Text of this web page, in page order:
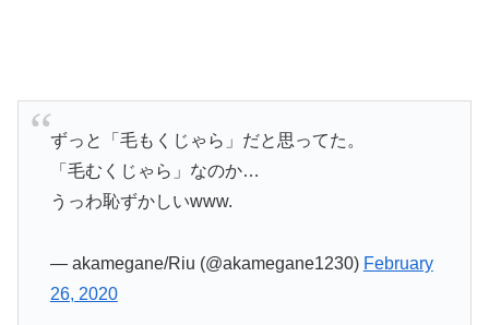
ずっと「毛もくじゃら」だと思ってた。
「毛むくじゃら」なのか…
うっわ恥ずかしいwww.
— akamegane/Riu (@akamegane1230) February
26, 2020